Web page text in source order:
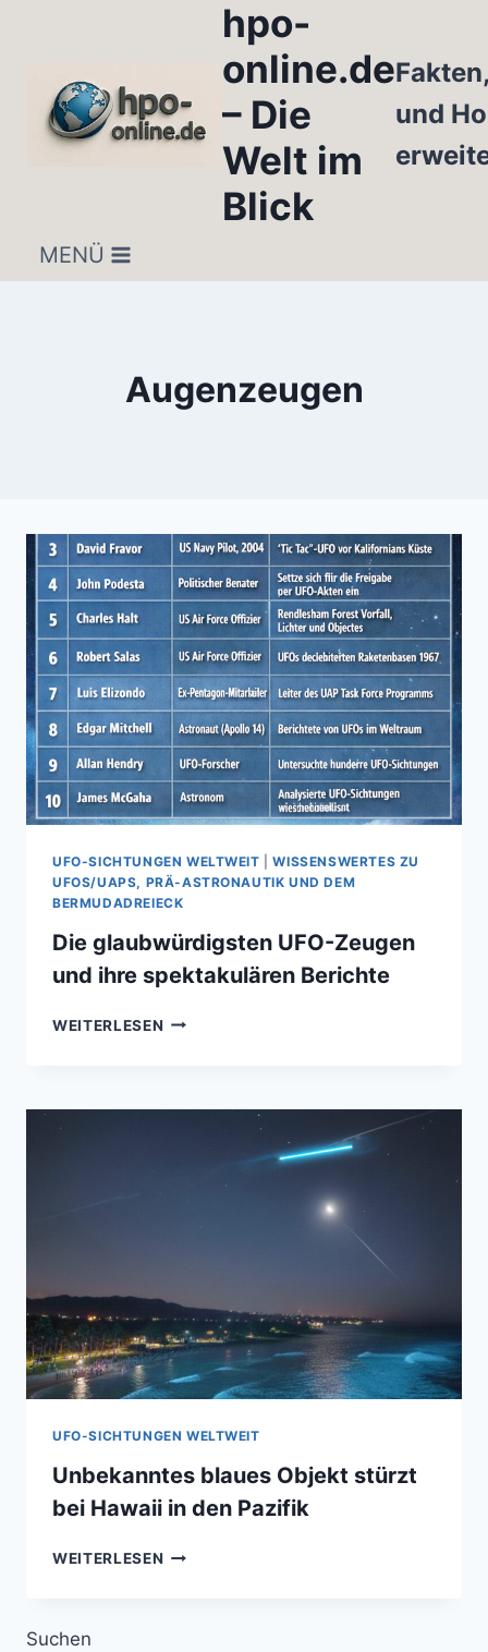
hpo-
online.de
– Die
Welt im
Blick
und
MENÜ
Augenzeugen
UFO-SICHTUNGEN WELTWEIT |WISSENSWERTES ZU
UFOS/UAPS, PRÄ-ASTRONAUTIK UND DEM
BERMUDADREIECK
Die glaubwürdigsten UFO-Zeugen
und ihre spektakulären Berichte
WEITERLESEN DIE
UND
SPEKTAKULÄREN
UFO-SICHTUNGEN WELTWEIT
Unbekanntes blaues Objekt stürzt
bei Hawaii in den Pazifik
WEITERLESEN UNBEKANNTES
Suchen